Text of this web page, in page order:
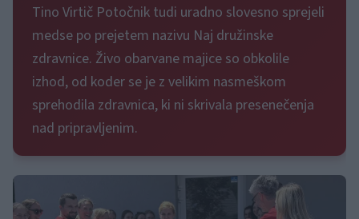
Tino Virtič Potočnik tudi uradno slovesno sprejeli
medse po prejetem nazivu Naj družinske
zdravnice. Živo obarvane majice so obkolile
izhod, od koder se je z velikim nasmeškom
sprehodila zdravnica, ki ni skrivala presenečenja
nad pripravljenim.